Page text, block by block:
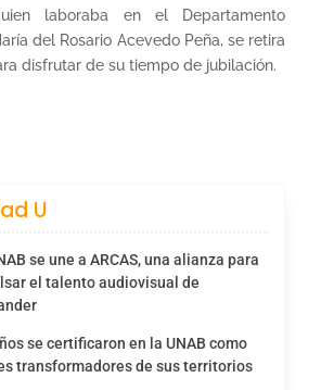
laboraba en el Departamento
del Rosario Acevedo Peña, se retira
disfrutar de su tiempo de jubilación.
U
se une a ARCAS, una alianza para
el talento audiovisual de
se certificaron en la UNAB como
transformadores de sus territorios